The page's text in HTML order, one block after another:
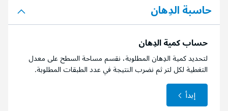
حاسبة الدِهان
حساب كمية الدِهان
لتحديد كمية الدِهان المطلوبة، نقسم مساحة السطح على معدل
التغطية لكل لتر ثم نضرب النتيجة في عدد الطبقات المطلوبة.
إبدأ